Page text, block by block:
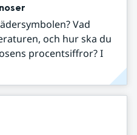
Vad
och hur ska du
procentsiffror? I